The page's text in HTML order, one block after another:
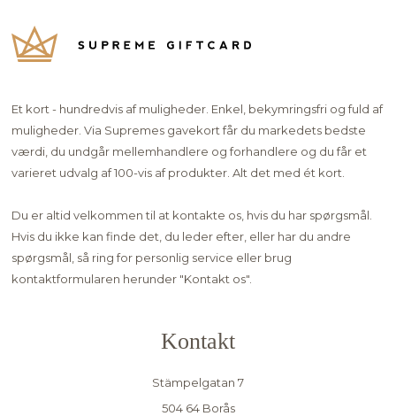
Et kort - hundredvis af muligheder. Enkel, bekymringsfri og fuld af
muligheder. Via Supremes gavekort får du markedets bedste
værdi, du undgår mellemhandlere og forhandlere og du får et
varieret udvalg af 100-vis af produkter. Alt det med ét kort.
Du er altid velkommen til at kontakte os, hvis du har spørgsmål.
Hvis du ikke kan finde det, du leder efter, eller har du andre
spørgsmål, så ring for personlig service eller brug
kontaktformularen herunder "Kontakt os".
Kontakt
Stämpelgatan 7
504 64 Borås